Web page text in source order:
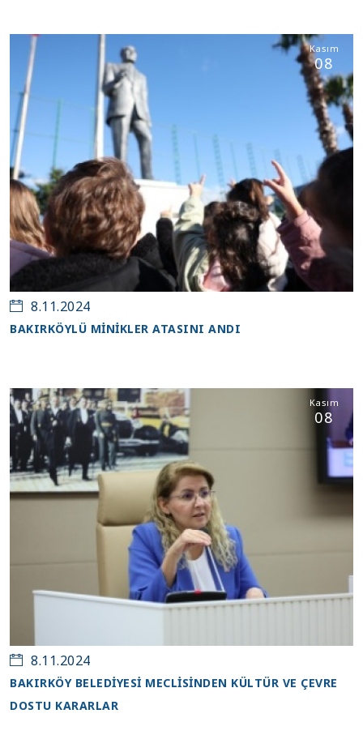
Kasım
08
8.11.2024
BAKIRKÖYLÜ MİNİKLER ATASINI ANDI
Kasım
08
8.11.2024
BAKIRKÖY BELEDİYESİ MECLİSİNDEN KÜLTÜR VE ÇEVRE
DOSTU KARARLAR